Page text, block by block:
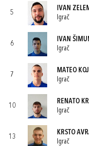
5
IVAN
Igrač
6
IVAN
Igrač
7
MATEO
Igrač
10
RENATO
Igrač
13
KRSTO
Igrač